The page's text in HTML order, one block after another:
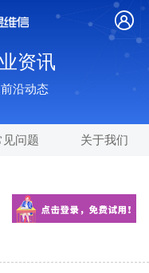
资讯
沿动态
见问题 关于我们